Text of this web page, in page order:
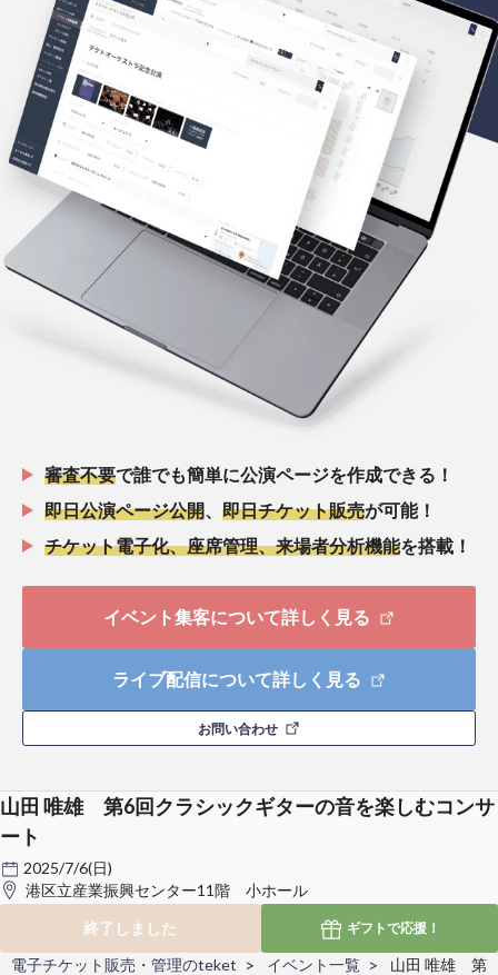
審査不要で誰でも簡単に公演ページを作成できる！
即日公演ページ公開
即日チケット販売が可能！
チケット電子化、座席管理、来場者分析機能を搭載！
イベント集客について詳しく見る
ライブ配信について詳しく見る
お問い合わせ
山田 唯雄 第6回クラシックギターの音を楽しむコンサ
ート
2025/7/6(日)
港区立産業振興センター11階 小ホール
終了しました
ギフトで応援！
電子チケット販売・管理のteket イベント一覧
山田 唯雄 第